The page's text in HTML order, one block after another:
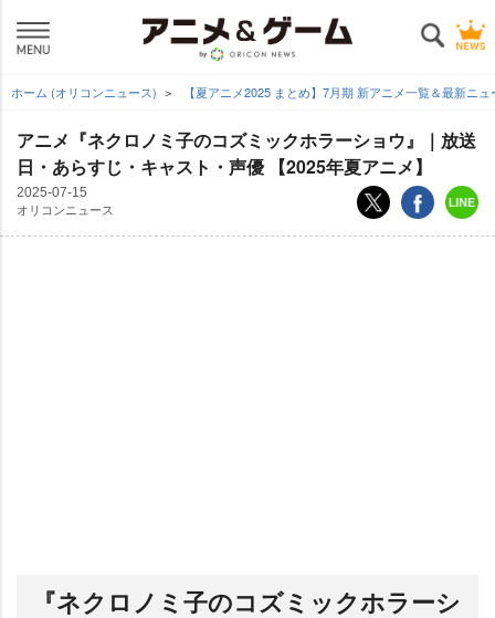
ホーム (オリコンニュース) 【夏アニメ2025 まとめ】7月期 新アニメ一覧＆最新ニ
アニメ『ネクロノミ子のコズミックホラーショウ』｜放送
日・あらすじ・キャスト・声優 【2025年夏アニメ】
2025-07-15
オリコンニュース
『ネクロノミ子のコズミックホラーシ